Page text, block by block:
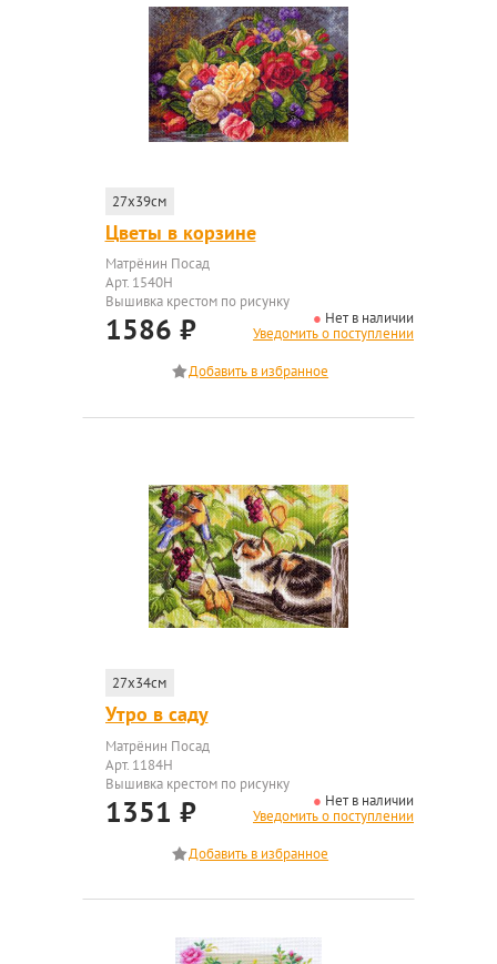
27x39см
Цветы в корзине
Матрёнин Посад
Арт. 1540Н
Вышивка крестом по рисунку
1586 ₽
Нет в наличии
Уведомить о поступлении
27x34см
Утро в саду
Матрёнин Посад
Арт. 1184Н
Вышивка крестом по рисунку
1351 ₽
Нет в наличии
Уведомить о поступлении